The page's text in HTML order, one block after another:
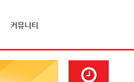
커뮤니티